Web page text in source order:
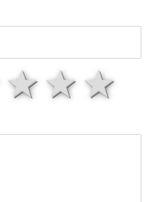
4
3
звезди